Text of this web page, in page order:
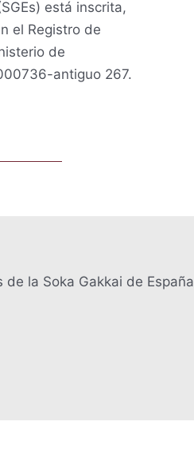
está inscrita,
el Registro de
de
antiguo 267.
de la Soka Gakkai de España